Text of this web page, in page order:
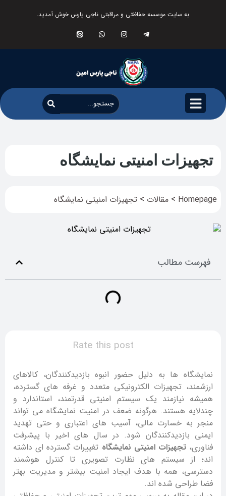
به سایت موسسه حفاظتی و مراقبتی ناجی پارس خوش آمدید.
تجهیزات امنیتی نمایشگاه
Homepage
> مقالات > تجهیزات امنیتی نمایشگاه
فهرست مطالب
Rate this post
نمایشگاه ها به دلیل حضور انبوه بازدیدکنندگان، کالاهای
ارزشمند، تجهیزات الکترونیکی متعدد و غرفه های گسترده،
همیشه نیازمند یک سیستم امنیتی قدرتمند، استاندارد و
چندلایه هستند. هرگونه ضعف در امنیت نمایشگاه می تواند
منجر به خسارت مالی، آسیب های اعتباری و حتی تهدید
ایمنی بازدیدکنندگان شود. در سال های اخیر با پیشرفت
فناوری،تجهیزات امنیتی نمایشگاه تغییرات گسترده ای داشته
اند؛ از سیستم های نظارت تصویری تا کنترل هوشمند
دسترسی، همه با هدف ایجاد امنیت بیشتر و مدیریت بهتر
فضا طراحی شده اند.